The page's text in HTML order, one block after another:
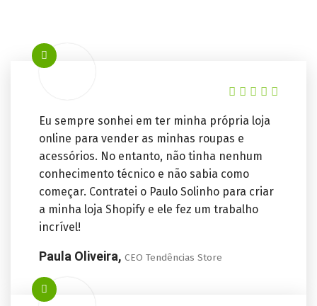
Eu sempre sonhei em ter minha própria loja
online para vender as minhas roupas e
acessórios. No entanto, não tinha nenhum
conhecimento técnico e não sabia como
começar. Contratei o Paulo Solinho para criar
a minha loja Shopify e ele fez um trabalho
incrível!
Paula Oliveira, CEO Tendências Store